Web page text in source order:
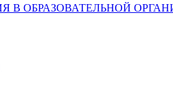
В ОБРАЗОВАТЕЛЬНОЙ